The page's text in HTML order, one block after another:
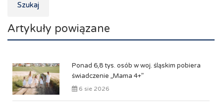
Szukaj
Artykuły powiązane
Ponad 6,8 tys. osób w woj. śląskim pobiera
świadczenie „Mama 4+”
6 sie 2026